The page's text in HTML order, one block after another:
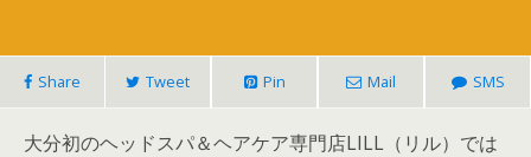
Share Tweet Pin Mail SMS
大分初のヘッドスパ＆ヘアケア専門店LILL（リル）では